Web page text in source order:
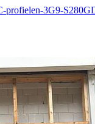
profielen-3G9-